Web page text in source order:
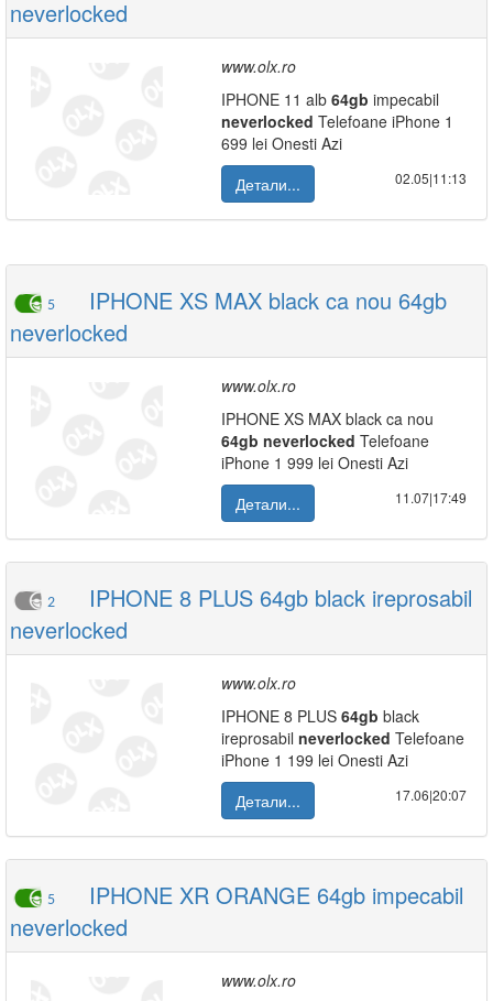
neverlocked
www.olx.ro
IPHONE 11 alb 64gb impecabil
neverlocked Telefoane iPhone 1
699 lei Onesti Azi
Детали...
02.05|11:13
5
IPHONE XS MAX black ca nou 64gb
neverlocked
www.olx.ro
IPHONE XS MAX black ca nou
64gb neverlocked Telefoane
iPhone 1 999 lei Onesti Azi
Детали...
11.07|17:49
2
IPHONE 8 PLUS 64gb black ireprosabil
neverlocked
www.olx.ro
IPHONE 8 PLUS 64gb black
ireprosabil neverlocked Telefoane
iPhone 1 199 lei Onesti Azi
Детали...
17.06|20:07
5
IPHONE XR ORANGE 64gb impecabil
neverlocked
www.olx.ro